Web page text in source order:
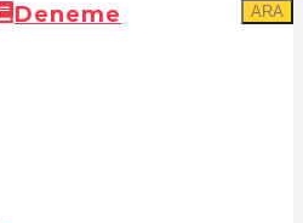
ARA
Deneme